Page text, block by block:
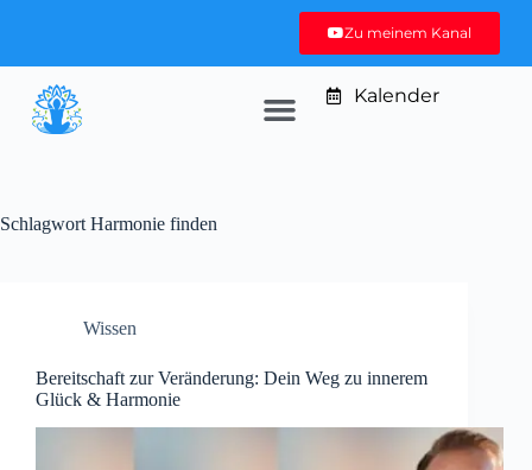
Zu meinem Kanal
Kalender
Schlagwort Harmonie finden
Wissen
Bereitschaft zur Veränderung: Dein Weg zu innerem
Glück & Harmonie